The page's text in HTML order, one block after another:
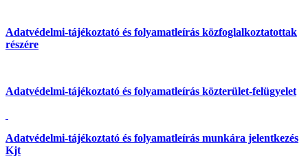
Adatvédelmi-tájékoztató és folyamatleírás közfoglalkoztatottak
részére
Adatvédelmi-tájékoztató és folyamatleírás közterület-felügyelet
Adatvédelmi-tájékoztató és folyamatleírás munkára jelentkezés
Kjt